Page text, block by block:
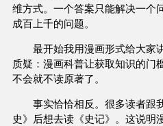
维方式。一个答案只能解决一个
成百上千的问题。
最开始我用漫画形式给大家
质疑：漫画科普让获取知识的门
不会就不读原著了。
事实恰恰相反。很多读者跟
史》后想去读《史记》。这说明